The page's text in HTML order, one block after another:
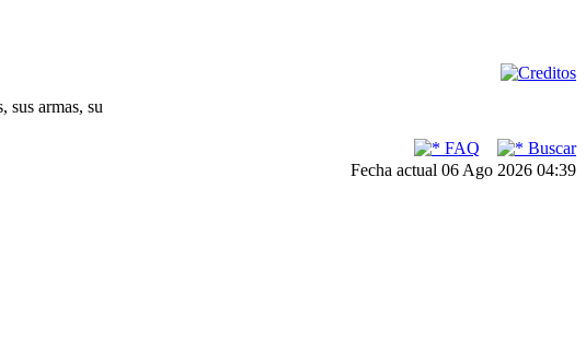
sus armas, su
FAQ
Buscar
Fecha actual 06 Ago 2026 04:39